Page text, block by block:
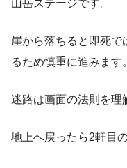
山岳ステージです。
崖から落ちると即死
るため慎重に進みます。
迷路は画面の法則を理
地上へ戻ったら2軒目